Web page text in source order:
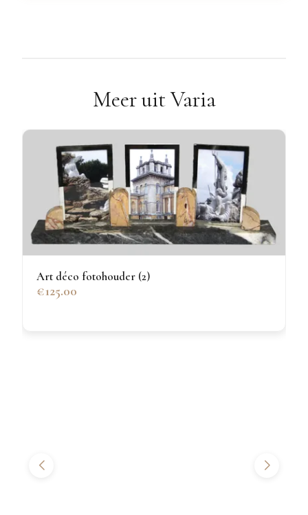
Meer uit Varia
Art déco fotohouder (2)
€125.00